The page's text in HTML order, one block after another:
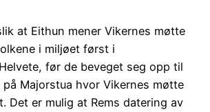
at Eithun mener Vikernes møtte
i miljøet først i
før de beveget seg opp til
Majorstua hvor Vikernes møtte
Det er mulig at Rems datering av